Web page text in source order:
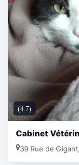
(4.7)
Cabinet
39 Rue de